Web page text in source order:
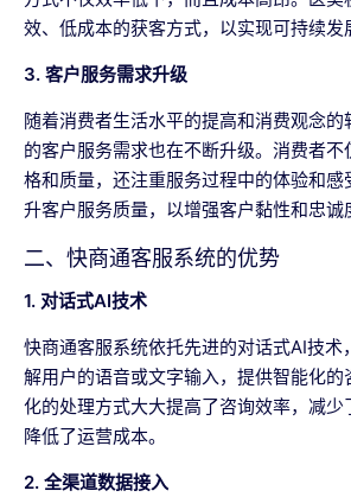
效、低成本的获客方式，以实现可持续发
3. 客户服务需求升级
随着消费者生活水平的提高和消费观念
的客户服务需求也在不断升级。消费者
格和质量，还注重服务过程中的体验和感
升客户服务质量，以增强客户黏性和忠诚
二、快商通客服系统的优势
1. 对话式AI技术
快商通客服系统依托先进的对话式AI技术
解用户的语音或文字输入，提供智能化
化的处理方式大大提高了咨询效率，减少
降低了运营成本。
2. 全渠道数据接入